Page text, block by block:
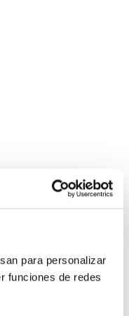
para personalizar
funciones de redes